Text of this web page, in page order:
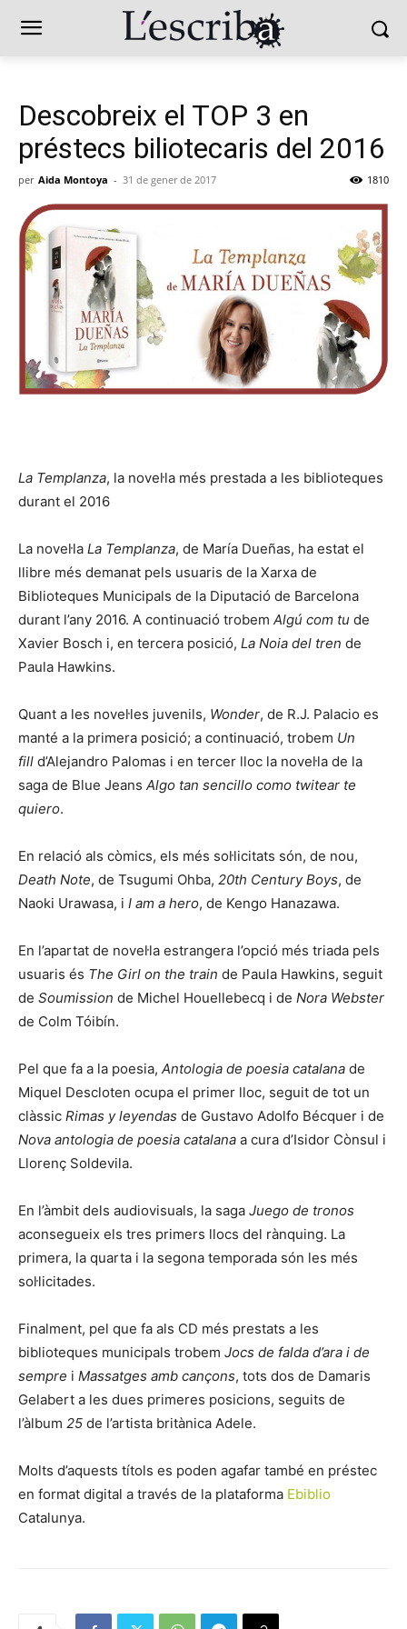
Descobreix el TOP 3 en
préstecs biliotecaris del 2016
per Aida Montoya - 31 de gener de 2017 1810
La Templanza, la novel·la més prestada a les biblioteques
durant el 2016
La novel·la La Templanza, de María Dueñas, ha estat el
llibre més demanat pels usuaris de la Xarxa de
Biblioteques Municipals de la Diputació de Barcelona
durant l’any 2016. A continuació trobem Algú com tu de
Xavier Bosch i, en tercera posició, La Noia del tren de
Paula Hawkins.
Quant a les novel·les juvenils, Wonder, de R.J. Palacio es
manté a la primera posició; a continuació, trobem Un
fill d’Alejandro Palomas i en tercer lloc la novel·la de la
saga de Blue Jeans Algo tan sencillo como twitear te
quiero.
En relació als còmics, els més sol·licitats són, de nou,
Death Note, de Tsugumi Ohba, 20th Century Boys, de
Naoki Urawasa, i I am a hero, de Kengo Hanazawa.
En l’apartat de novel·la estrangera l’opció més triada pels
usuaris és The Girl on the train de Paula Hawkins, seguit
de Soumission de Michel Houellebecq i de Nora Webster
de Colm Tóibín.
Pel que fa a la poesia, Antologia de poesia catalana de
Miquel Descloten ocupa el primer lloc, seguit de tot un
clàssic Rimas y leyendas de Gustavo Adolfo Bécquer i de
Nova antologia de poesia catalana a cura d’Isidor Cònsul i
Llorenç Soldevila.
En l’àmbit dels audiovisuals, la saga Juego de tronos
aconsegueix els tres primers llocs del rànquing. La
primera, la quarta i la segona temporada són les més
sol·licitades.
Finalment, pel que fa als CD més prestats a les
biblioteques municipals trobem Jocs de falda d’ara i de
sempre i Massatges amb cançons, tots dos de Damaris
Gelabert a les dues primeres posicions, seguits de
l’àlbum 25 de l’artista britànica Adele.
Molts d’aquests títols es poden agafar també en préstec
en format digital a través de la plataforma Ebiblio
Catalunya.